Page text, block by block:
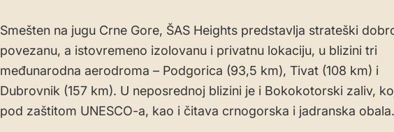
Smešten na jugu Crne Gore, ŠAS Heights predstavlja strateški
povezanu, a istovremeno izolovanu i privatnu lokaciju, u blizini tri
međunarodna aerodroma – Podgorica (93,5 km), Tivat (108 km) i
Dubrovnik (157 km). U neposrednoj blizini je i Bokokotorski zaliv,
pod zaštitom UNESCO-a, kao i čitava crnogorska i jadranska obala.